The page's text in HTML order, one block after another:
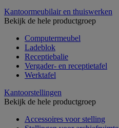
Kantoormeubilair en thuiswerken
Bekijk de hele productgroep
Computermeubel
Ladeblok
Receptiebalie
Vergader- en receptietafel
Werktafel
Kantoorstellingen
Bekijk de hele productgroep
Accessoires voor stelling